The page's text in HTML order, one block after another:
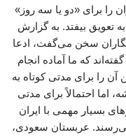
را برای «دو یا سه روز»
تعویق بیفتد. به گزارش
سخن می‌گفت، ادعا
که ما آماده انجام
را برای مدتی کوتاه به
اما احتمالاً برای مدتی
بسیار مهمی با ایران
می‌رسند. عربستان سعودی،